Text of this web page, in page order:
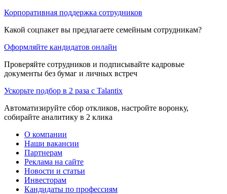
Корпоративная поддержка сотрудников
Какой соцпакет вы предлагаете семейным сотрудникам?
Оформляйте кандидатов онлайн
Проверяйте сотрудников и подписывайте кадровые
документы без бумаг и личных встреч
Ускорьте подбор в 2 раза с Talantix
Автоматизируйте сбор откликов, настройте воронку,
собирайте аналитику в 2 клика
О компании
Наши вакансии
Партнерам
Реклама на сайте
Новости и статьи
Инвесторам
Кандидаты по профессиям